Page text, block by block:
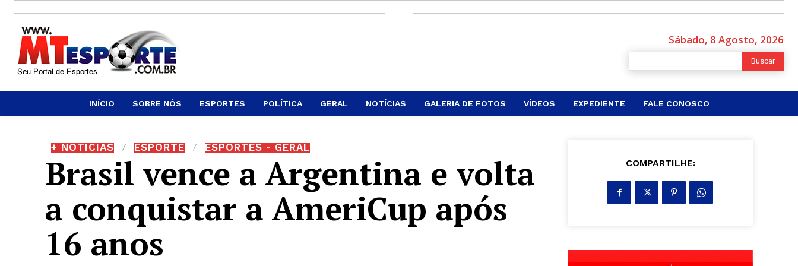
Sábado, 8 Agosto, 2026
Buscar
INÍCIO SOBRE NÓS ESPORTES POLÍTICA GERAL NOTÍCIAS GALERIA DE FOTOS VÍDEOS EXPEDIENTE FALE CONOSCO
+ NOTICIAS ESPORTE ESPORTES - GERAL
Brasil vence a Argentina e volta
a conquistar a AmeriCup após
16 anos
COMPARTILHE: